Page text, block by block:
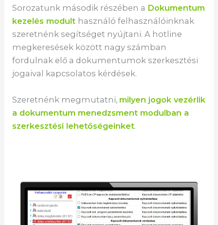
Sorozatunk második részében a Dokumentum
kezelés modult használó felhasználóinknak
szeretnénk segítséget nyújtani. A hotline
megkeresések között nagy számban
fordulnak elő a dokumentumok szerkesztési
jogaival kapcsolatos kérdések.
Szeretnénk megmutatni, milyen jogok vezérlik
a dokumentum menedzsment modulban a
szerkesztési lehetőségeinket.